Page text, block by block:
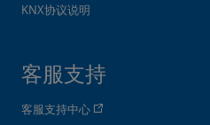
KNX协议说明
客服支持
客服支持中心